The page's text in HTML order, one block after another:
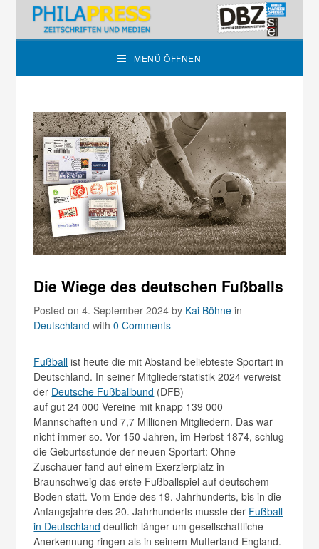
MENÜ ÖFFNEN
Die Wiege des deutschen Fußballs
Posted on 4. September 2024by Kai Böhne in
Deutschland with0 Comments
Fußball ist heute die mit Abstand beliebteste Sportart in
Deutschland. In seiner Mitgliederstatistik 2024 verweist
der Deutsche Fußballbund (DFB)
auf gut 24 000 Vereine mit knapp 139 000
Mannschaften und 7,7 Millionen Mitgliedern. Das war
nicht immer so. Vor 150 Jahren, im Herbst 1874, schlug
die Geburtsstunde der neuen Sportart: Ohne
Zuschauer fand auf einem Exerzierplatz in
Braunschweig das erste Fußballspiel auf deutschem
Boden statt. Vom Ende des 19. Jahrhunderts, bis in die
Anfangsjahre des 20. Jahrhunderts musste der Fußball
in Deutschland deutlich länger um gesellschaftliche
Anerkennung ringen als in seinem Mutterland England.